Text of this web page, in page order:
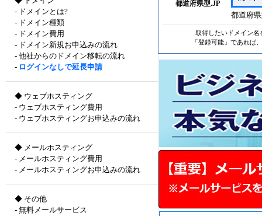
- ドメインとは?
- ドメイン種類
- ドメイン費用
- ドメイン新規お申込みの流れ
- 他社からのドメイン移転の流れ
- ログインなしで延長申請
◆ ウェブホスティング
- ウェブホスティング費用
- ウェブホスティングお申込みの流れ
◆ メールホスティング
- メールホスティング費用
- メールホスティングお申込みの流れ
◆ その他
- 無料メールサービス
都道府県型.JP
都道府
取得したいドメイン名
「登録可能」であれば